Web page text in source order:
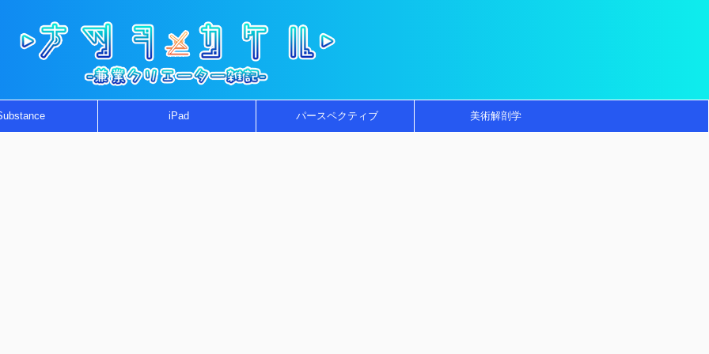
iPad パースペクティブ 美術解剖学